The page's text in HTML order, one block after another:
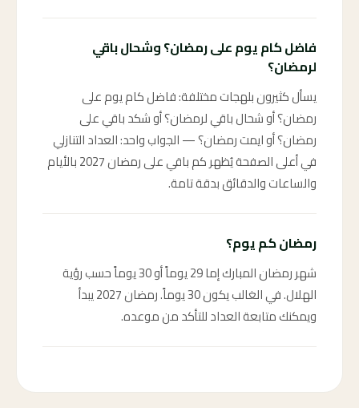
فاضل كام يوم على رمضان؟ وشحال باقي
لرمضان؟
يسأل كثيرون بلهجات مختلفة: فاضل كام يوم على
رمضان؟ أو شحال باقي لرمضان؟ أو شكد باقي على
رمضان؟ أو ايمت رمضان؟ — الجواب واحد: العداد التنازلي
في أعلى الصفحة يُظهر كم باقي على رمضان 2027 بالأيام
والساعات والدقائق بدقة تامة.
رمضان كم يوم؟
شهر رمضان المبارك إما 29 يوماً أو 30 يوماً حسب رؤية
الهلال. في الغالب يكون 30 يوماً. رمضان 2027 يبدأ
ويمكنك متابعة العداد للتأكد من موعده.